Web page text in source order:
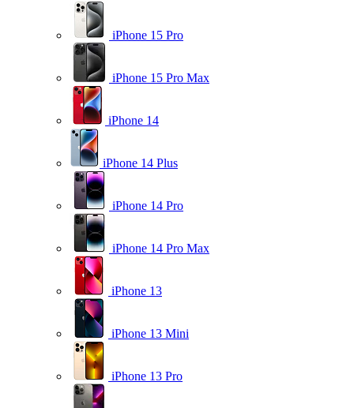
iPhone 15 Pro
iPhone 15 Pro Max
iPhone 14
iPhone 14 Plus
iPhone 14 Pro
iPhone 14 Pro Max
iPhone 13
iPhone 13 Mini
iPhone 13 Pro